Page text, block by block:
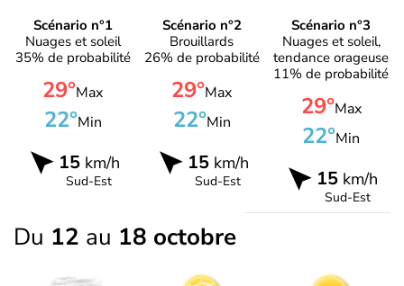
Scénario n°1
Nuages et soleil
35% de probabilité
29°Max
22°Min
15km/h
Sud-Est
Scénario n°2
Brouillards
26% de probabilité
29°Max
22°Min
15km/h
Sud-Est
Scénario n°3
Nuages et soleil,
tendance orageuse
11% de probabilité
29°Max
22°Min
15 km/h
Sud-Est
Du 12 au 18 octobre